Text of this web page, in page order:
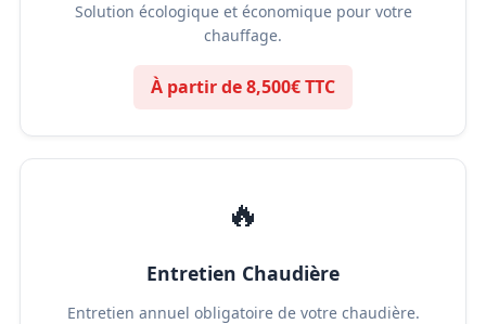
Solution écologique et économique pour votre
chauffage.
À partir de 8,500€ TTC
🔥
Entretien Chaudière
Entretien annuel obligatoire de votre chaudière.